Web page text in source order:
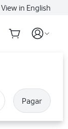
View in English
Pagar